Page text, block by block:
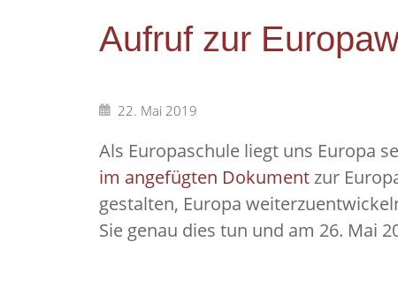
Aufruf zur
22. Mai 2019
Als Europaschule liegt uns Europa
im angefügten Dokumentzur
gestalten, Europa
Sie genau dies tun und am 26. Mai